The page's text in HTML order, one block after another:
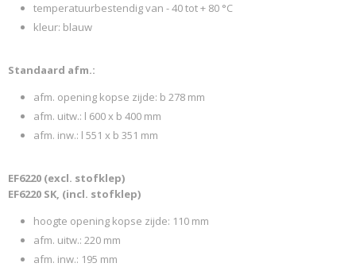
temperatuurbestendig van - 40 tot + 80 °C
kleur: blauw
Standaard afm.:
afm. opening kopse zijde: b 278 mm
afm. uitw.: l 600 x b 400 mm
afm. inw.: l 551 x b 351 mm
EF6220 (excl. stofklep)
EF6220 SK, (incl. stofklep)
hoogte opening kopse zijde: 110 mm
afm. uitw.: 220 mm
afm. inw.: 195 mm